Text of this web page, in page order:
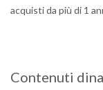
acquisti da più di 1
Contenuti